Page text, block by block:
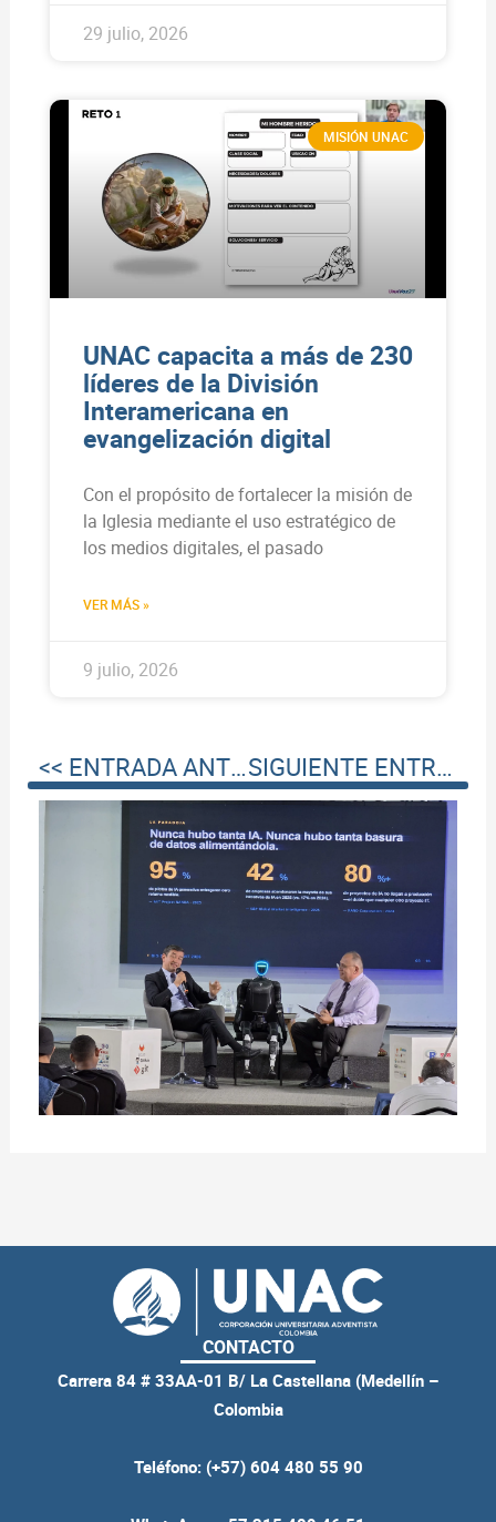
29 julio, 2026
MISIÓN UNAC
UNAC capacita a más de 230
líderes de la División
Interamericana en
evangelización digital
Con el propósito de fortalecer la misión de
la Iglesia mediante el uso estratégico de
los medios digitales, el pasado
VER MÁS »
9 julio, 2026
<< ENTRADA ANTERIOR SIGUIENTE ENTRADA >>
CONTACTO
Carrera 84 # 33AA-01 B/ La Castellana (Medellín –
Colombia
Teléfono: (+57) 604 480 55 90